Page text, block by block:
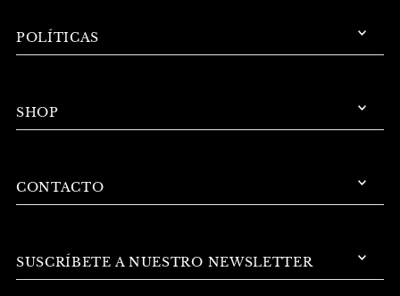
POLÍTICAS
SHOP
CONTACTO
SUSCRÍBETE A NUESTRO NEWSLETTER